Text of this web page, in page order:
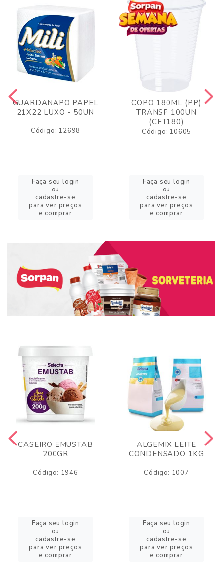
GUARDANAPO PAPEL
21X22 LUXO - 50UN
Código: 12698
Faça seu login
ou
cadastre-se
para ver preços
e comprar
COPO 180ML (PP)
TRANSP 100UN
(CFT180)
Código: 10605
Faça seu login
ou
cadastre-se
para ver preços
e comprar
CASEIRO EMUSTAB
200GR
Código: 1946
Faça seu login
ou
cadastre-se
para ver preços
e comprar
ALGEMIX LEITE
CONDENSADO 1KG
Código: 1007
Faça seu login
ou
cadastre-se
para ver preços
e comprar